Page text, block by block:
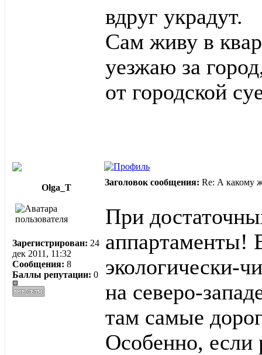
вдруг украдут.
Сам живу в
уезжаю за
от городской
Olga_T
Заголовок сообщения: Re: А какому
Зарегистрирован: 24
дек 2011, 11:32
Сообщения: 8
Баллы репутации: 0
При
аппартаменты!
экологически-
на северо-
там самые
Особенно, если